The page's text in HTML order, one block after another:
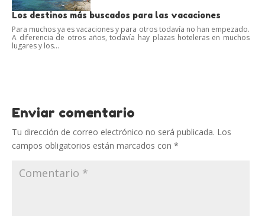
Los destinos más buscados para las vacaciones
Para muchos ya es vacaciones y para otros todavía no han empezado.
A diferencia de otros años, todavía hay plazas hoteleras en muchos
lugares y los...
Enviar comentario
Tu dirección de correo electrónico no será publicada. Los
campos obligatorios están marcados con *